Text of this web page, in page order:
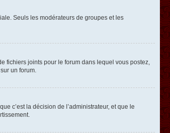
Seuls les modérateurs de groupes et les
fichiers joints pour le forum dans lequel vous postez,
un forum.
c’est la décision de l’administrateur, et que le